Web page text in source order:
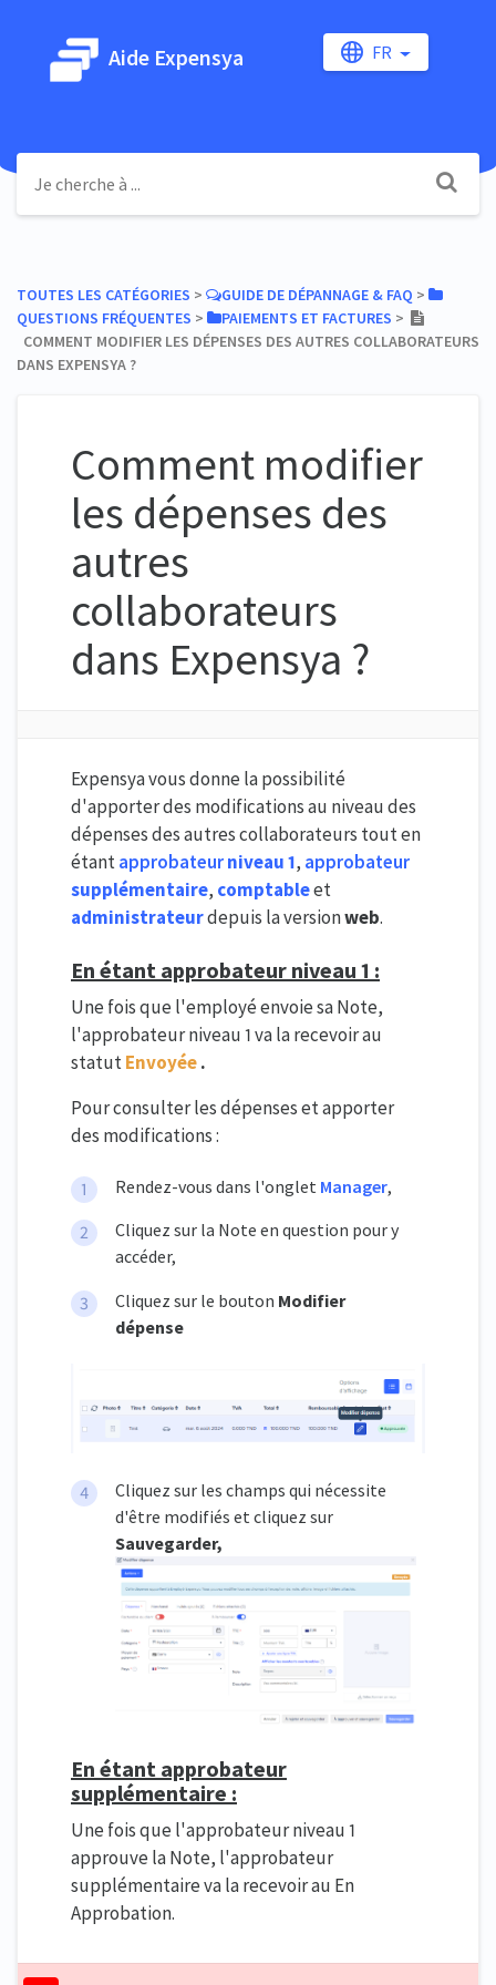
Aide Expensya FR
TOUTES LES CATÉGORIES ​ > ​ ​GUIDE DE DÉPANNAGE & FAQ ​ > ​
QUESTIONS FRÉQUENTES ​ > ​ ​PAIEMENTS ET FACTURES ​ > ​
COMMENT MODIFIER LES DÉPENSES DES AUTRES COLLABORATEURS
DANS EXPENSYA ?
Comment modifier
les dépenses des
autres
collaborateurs
dans Expensya ?
Expensya vous donne la possibilité
d'apporter des modifications au niveau des
dépenses des autres collaborateurs tout en
étantapprobateurniveau 1, approbateur
supplémentaire, comptableet
administrateurdepuis la versionweb.
En étant approbateur niveau 1 :
Une fois que l'employé envoie sa Note,
l'approbateur niveau 1 va la recevoir au
statutEnvoyée.
Pour consulter les dépenses et apporter
des modifications :
Rendez-vous dans l'onglet Manager,
Cliquez sur la Note en question pour y
accéder,
Cliquez sur le bouton Modifier
dépense
Cliquez sur les champs qui nécessite
d'être modifiés et cliquez sur
Sauvegarder,
En étant approbateur
supplémentaire :
Une fois que l'approbateur niveau 1
approuve la Note, l'approbateur
supplémentaire va la recevoir au En
Approbation.